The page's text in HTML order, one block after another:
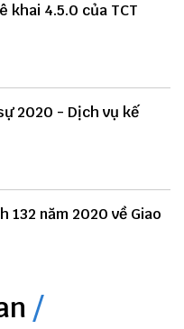
khai 4.5.0 của TCT
2020 - Dịch vụ kế
132 năm 2020 về Giao